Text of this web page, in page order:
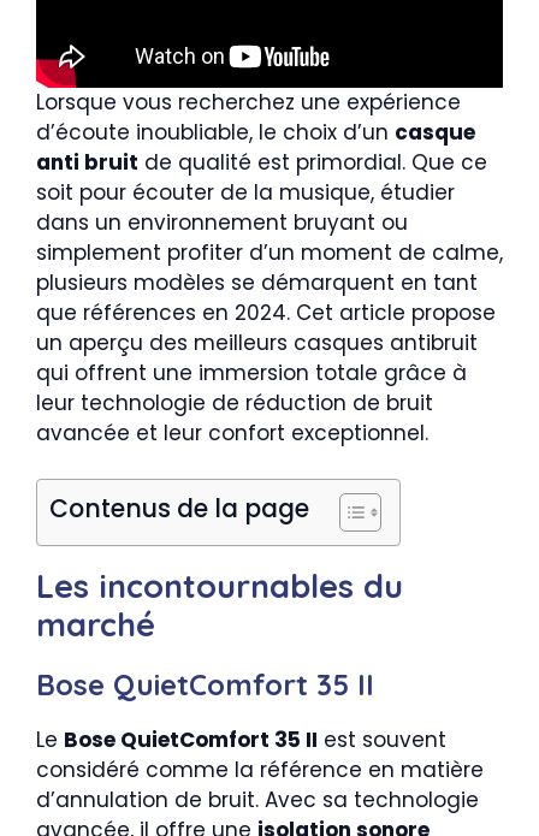
Lorsque vous recherchez une expérience
d’écoute inoubliable, le choix d’un casque
anti bruit de qualité est primordial. Que ce
soit pour écouter de la musique, étudier
dans un environnement bruyant ou
simplement profiter d’un moment de calme,
plusieurs modèles se démarquent en tant
que références en 2024. Cet article propose
un aperçu des meilleurs casques antibruit
qui offrent une immersion totale grâce à
leur technologie de réduction de bruit
avancée et leur confort exceptionnel.
Contenus de la page
Les incontournables du
marché
Bose QuietComfort 35 II
Le Bose QuietComfort 35 II est souvent
considéré comme la référence en matière
d’annulation de bruit. Avec sa technologie